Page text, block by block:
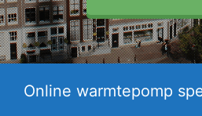
Online warmtepomp